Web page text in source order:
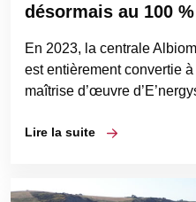
désormais au 100
En 2023, la centrale
est entièrement convertie
maîtrise d’œuvre
Lire la suite